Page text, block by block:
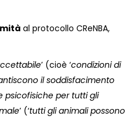
al protocollo CReNBA,
’ (cioè ‘condizioni di
il soddisfacimento
psicofisiche per tutti gli
’ (‘tutti gli animali possono